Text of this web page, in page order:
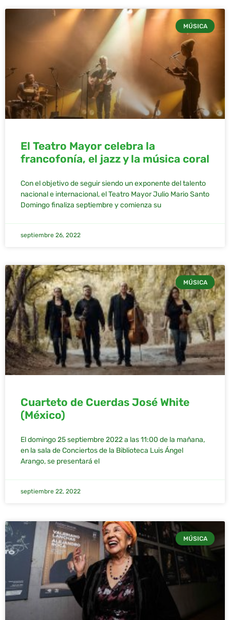
MÚSICA
El Teatro Mayor celebra la
francofonía, el jazz y la música coral
Con el objetivo de seguir siendo un exponente del talento
nacional e internacional, el Teatro Mayor Julio Mario Santo
Domingo finaliza septiembre y comienza su
septiembre 26, 2022
MÚSICA
Cuarteto de Cuerdas José White
(México)
El domingo 25 septiembre 2022 a las 11:00 de la mañana,
en la sala de Conciertos de la Biblioteca Luis Ángel
Arango, se presentará el
septiembre 22, 2022
MÚSICA